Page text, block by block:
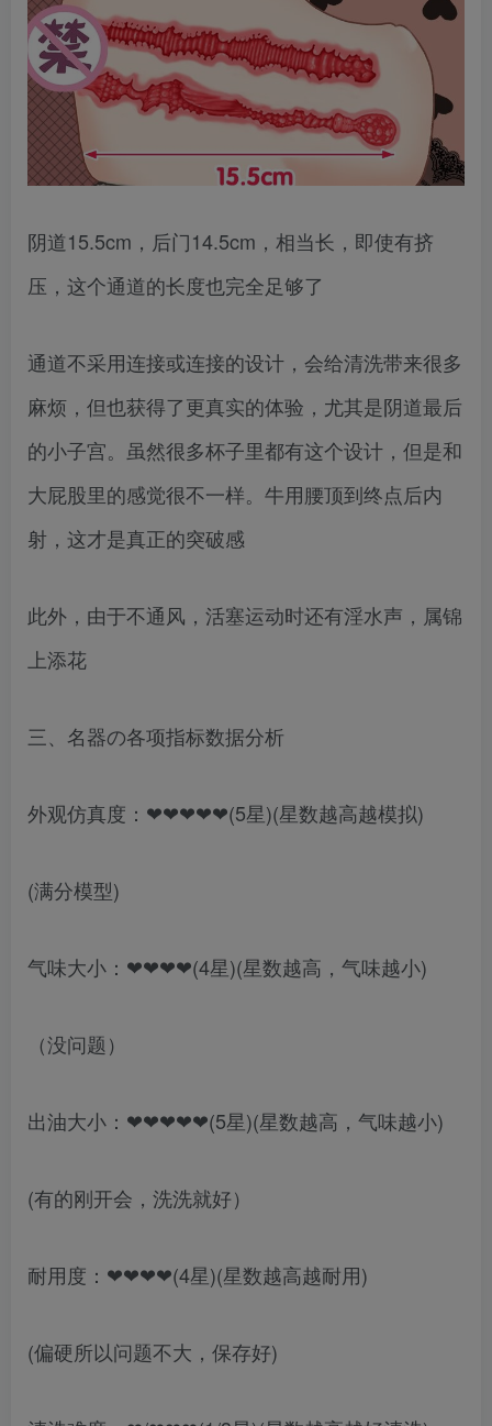
阴道15.5cm，后门14.5cm，相当长，即使有挤
压，这个通道的长度也完全足够了
通道不采用连接或连接的设计，会给清洗带来很多
麻烦，但也获得了更真实的体验，尤其是阴道最后
的小子宫。虽然很多杯子里都有这个设计，但是和
大屁股里的感觉很不一样。牛用腰顶到终点后内
射，这才是真正的突破感
此外，由于不通风，活塞运动时还有淫水声，属锦
上添花
三、名器の各项指标数据分析
外观仿真度：❤❤❤❤❤(5星)(星数越高越模拟)
(满分模型)
气味大小：❤❤❤❤(4星)(星数越高，气味越小)
（没问题）
出油大小：❤❤❤❤❤(5星)(星数越高，气味越小)
(有的刚开会，洗洗就好）
耐用度：❤❤❤❤(4星)(星数越高越耐用)
(偏硬所以问题不大，保存好)